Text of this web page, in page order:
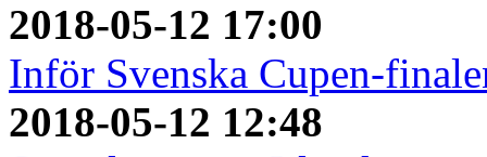
2018-05-12 17:00
Inför Svenska Cupen-
2018-05-12 12:48